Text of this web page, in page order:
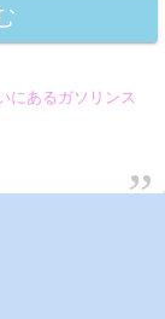
にあるガソリンス